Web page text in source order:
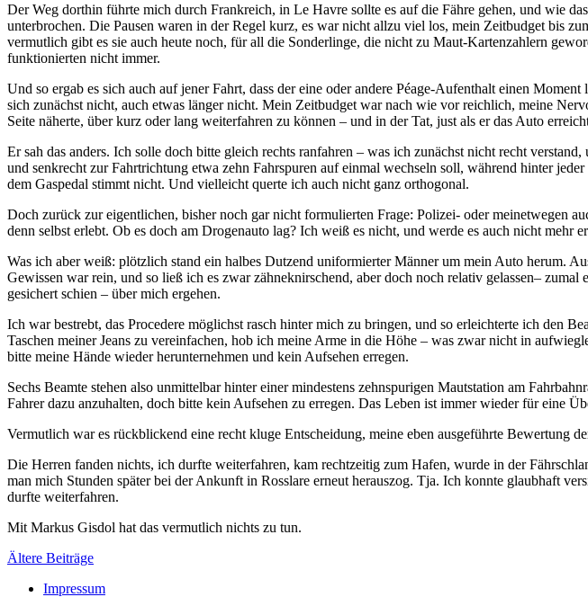
Der Weg dorthin führte mich durch Frankreich, in Le Havre sollte es auf die Fähre gehen, und wie
unterbrochen. Die Pausen waren in der Regel kurz, es war nicht allzu viel los, mein Zeitbudget bis
vermutlich gibt es sie auch heute noch, für all die Sonderlinge, die nicht zu Maut-Kartenzahlern
funktionierten nicht immer.
Und so ergab es sich auch auf jener Fahrt, dass der eine oder andere Péage-Aufenthalt einen
sich zunächst nicht, auch etwas länger nicht. Mein Zeitbudget war nach wie vor reichlich, meine
Seite näherte, über kurz oder lang weiterfahren zu können – und in der Tat, just als er das Auto
Er sah das anders. Ich solle doch bitte gleich rechts ranfahren – was ich zunächst nicht recht
und senkrecht zur Fahrtrichtung etwa zehn Fahrspuren auf einmal wechseln soll, während hinter
dem Gaspedal stimmt nicht. Und vielleicht querte ich auch nicht ganz orthogonal.
Doch zurück zur eigentlichen, bisher noch gar nicht formulierten Frage: Polizei- oder meinetwegen
denn selbst erlebt. Ob es doch am Drogenauto lag? Ich weiß es nicht, und werde es auch nicht mehr
Was ich aber weiß: plötzlich stand ein halbes Dutzend uniformierter Männer um mein Auto herum.
Gewissen war rein, und so ließ ich es zwar zähneknirschend, aber doch noch relativ gelassen–
gesichert schien – über mich ergehen.
Ich war bestrebt, das Procedere möglichst rasch hinter mich zu bringen, und so erleichterte ich den
Taschen meiner Jeans zu vereinfachen, hob ich meine Arme in die Höhe – was zwar nicht in
bitte meine Hände wieder herunternehmen und kein Aufsehen erregen.
Sechs Beamte stehen also unmittelbar hinter einer mindestens zehnspurigen Mautstation am
Fahrer dazu anzuhalten, doch bitte kein Aufsehen zu erregen. Das Leben ist immer wieder für eine
Vermutlich war es rückblickend eine recht kluge Entscheidung, meine eben ausgeführte Bewertung
Die Herren fanden nichts, ich durfte weiterfahren, kam rechtzeitig zum Hafen, wurde in der
man mich Stunden später bei der Ankunft in Rosslare erneut herauszog. Tja. Ich konnte glaubhaft
durfte weiterfahren.
Mit Markus Gisdol hat das vermutlich nichts zu tun.
Beitragsnavigation
Ältere Beiträge
Impressum